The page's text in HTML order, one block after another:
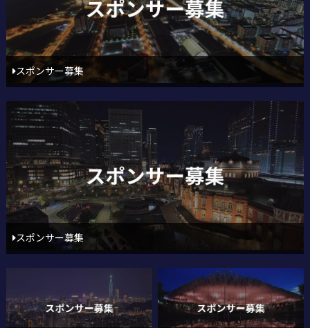
スポンサー募集
スポンサー募集